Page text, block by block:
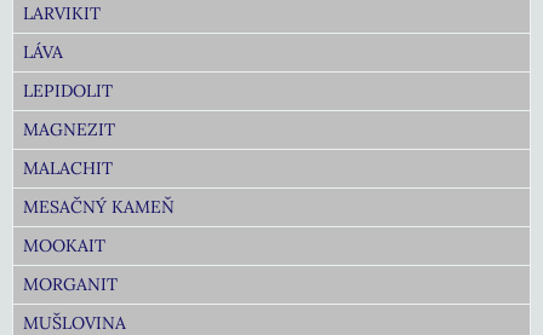
LARVIKIT
LÁVA
LEPIDOLIT
MAGNEZIT
MALACHIT
MESAČNÝ KAMEŇ
MOOKAIT
MORGANIT
MUŠLOVINA